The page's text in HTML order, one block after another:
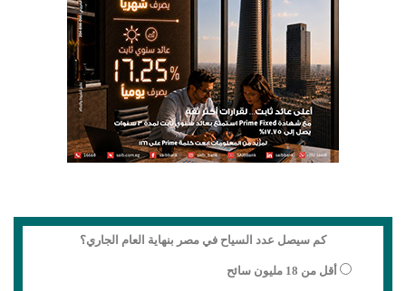
كم سيصل عدد السياح في مصر بنهاية العام الجاري؟
أقل من 18 مليون سائح